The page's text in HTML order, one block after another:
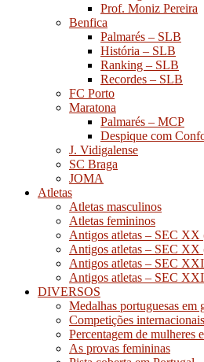
Prof. Moniz Pereira
Benfica
Palmarés – SLB
História – SLB
Ranking – SLB
Recordes – SLB
FC Porto
Maratona
Palmarés – MCP
Despique com
J. Vidigalense
SC Braga
JOMA
Atletas
Atletas masculinos
Atletas femininos
Antigos atletas – SEC XX
Antigos atletas – SEC XX
Antigos atletas – SEC
Antigos atletas – SEC
DIVERSOS
Medalhas portuguesas em
Competições
Percentagem de mulheres
As provas femininas